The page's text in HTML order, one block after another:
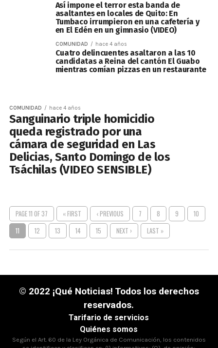
Así impone el terror esta banda de
asaltantes en locales de Quito: En
Tumbaco irrumpieron en una cafetería y
en El Edén en un gimnasio (VIDEO)
COMUNIDAD hace 4 años
Cuatro delincuentes asaltaron a las 10
candidatas a Reina del cantón El Guabo
mientras comían pizzas en un restaurante
COMUNIDAD hace 4 años
Sanguinario triple homicidio
queda registrado por una
cámara de seguridad en Las
Delicias, Santo Domingo de los
Tsáchilas (VIDEO SENSIBLE)
PAGE 11 OF 37 « FIRST ‹ PREVIOUS 7 8 9
10
11
12 13 14 15 NEXT › LAST »
© 2022 ¡Qué Noticias! Todos los derechos
reservados.
Tarifario de servicios
Quiénes somos
Según el Art. 60 de la Ley Orgánica de Comunicación, los contenidos